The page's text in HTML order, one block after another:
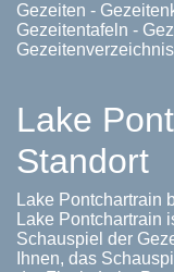
Gezeiten -
Gezeitentafeln -
Lake
Standort
Lake Pontchartrain
Lake Pontchartrain
Schauspiel der
Ihnen, das